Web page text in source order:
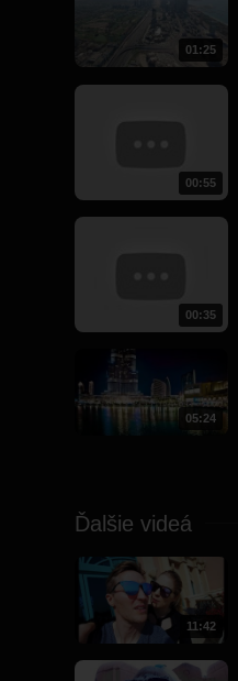
01:25
00:55
00:35
05:24
Ďalšie videá
11:42